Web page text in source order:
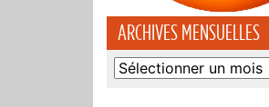
ARCHIVES MENSUELLES
Archives